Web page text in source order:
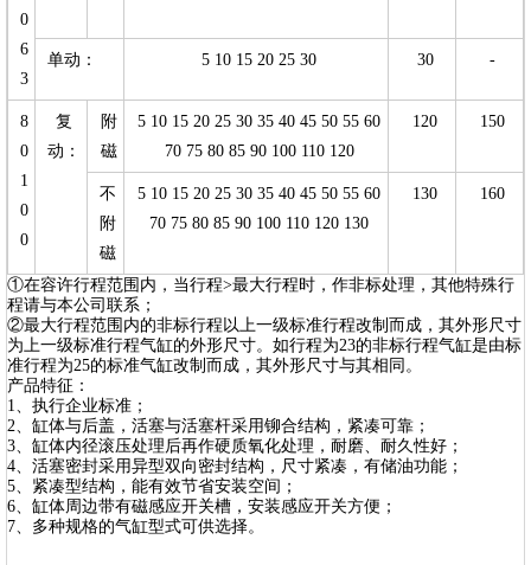
0
6
3
单动： 5 10 15 20 25 30 30 -
8
0
1
0
0
复
动：
附
磁
5 10 15 20 25 30 35 40 45 50 55 60
70 75 80 85 90 100 110 120
120 150
不
附
磁
5 10 15 20 25 30 35 40 45 50 55 60
70 75 80 85 90 100 110 120 130
130 160
①在容许行程范围内，当行程>最大行程时，作非标处理，其他特殊行
程请与本公司联系；
②最大行程范围内的非标行程以上一级标准行程改制而成，其外形尺寸
为上一级标准行程气缸的外形尺寸。如行程为23的非标行程气缸是由标
准行程为25的标准气缸改制而成，其外形尺寸与其相同。
产品特征：
1、执行企业标准；
2、缸体与后盖，活塞与活塞杆采用铆合结构，紧凑可靠；
3、缸体内径滚压处理后再作硬质氧化处理，耐磨、耐久性好；
4、活塞密封采用异型双向密封结构，尺寸紧凑，有储油功能；
5、紧凑型结构，能有效节省安装空间；
6、缸体周边带有磁感应开关槽，安装感应开关方便；
7、多种规格的气缸型式可供选择。